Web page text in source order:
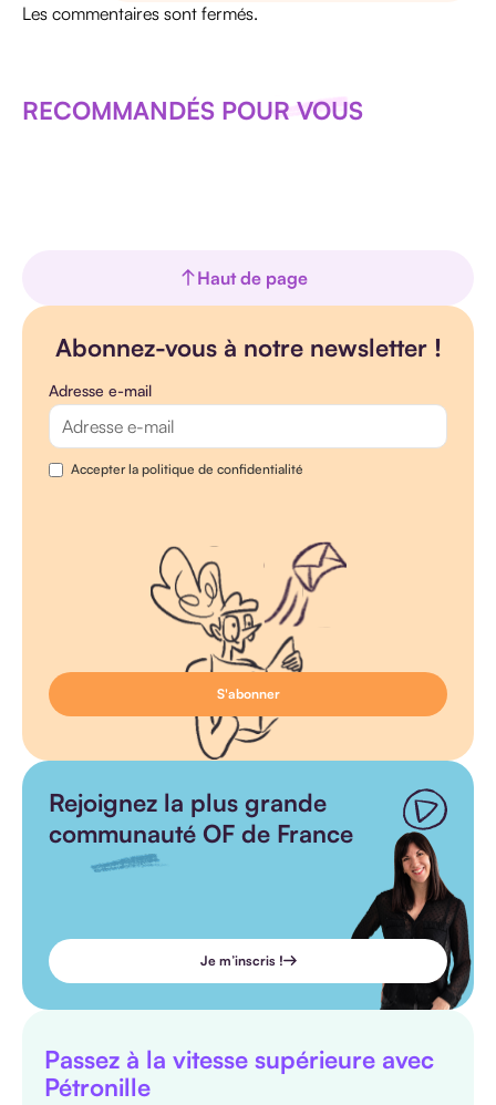
Les commentaires sont fermés.
RECOMMANDÉS POUR VOUS
Haut de page
Abonnez-vous à notre newsletter !
Adresse e-mail
Accepter la politique de confidentialité
Rejoignez la plus grande
communauté OF de France
Je m’inscris !
Passez à la vitesse supérieure avec
Pétronille